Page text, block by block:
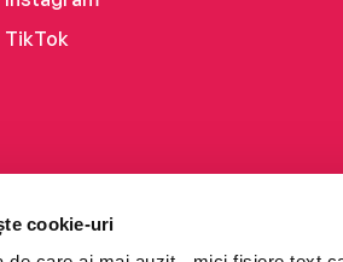
cookie-uri
TikTok